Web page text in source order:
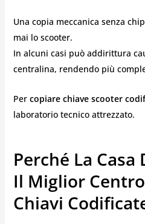
Una copia meccanica senza
mai lo scooter.
In alcuni casi può addirittura
centralina, rendendo più
Per copiare chiave scooter
laboratorio tecnico attrezzato.
Perché La Casa
Il Miglior
Chiavi